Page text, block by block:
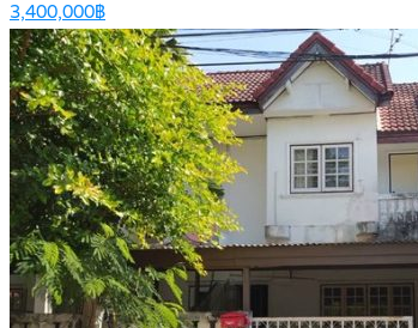
3,400,000฿